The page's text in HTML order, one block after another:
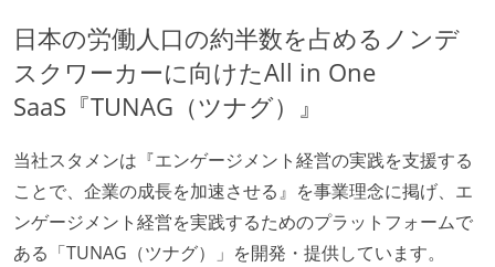
コードによるインフラ構成管理（Infrastructure as
Code）の環境が整備されている
オープンな情報共有
KPI などチームの目標・実績値について、メンバーの
誰もがいつでも閲覧可能になっている
ドキュメントの整備やペアプロ、モブワークなど、ナ
レッジの共有を積極的に行っている（属人性を減らす
日本の労働人口の約半数を占めるノンデ
スクワーカーに向けたAll in One
SaaS『TUNAG（ツナグ）』
当社スタメンは『エンゲージメント経営の実践を支援する
ことで、企業の成長を加速させる』を事業理念に掲げ、エ
ンゲージメント経営を実践するためのプラットフォームで
ある「TUNAG（ツナグ）」を開発・提供しています。